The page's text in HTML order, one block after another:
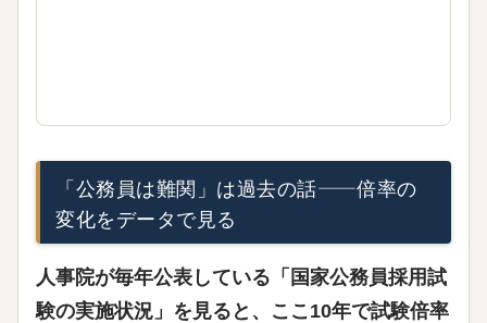
「公務員は難関」は過去の話——倍率の
変化をデータで見る
人事院が毎年公表している「国家公務員採用試
験の実施状況」を見ると、 ここ10年で試験倍率